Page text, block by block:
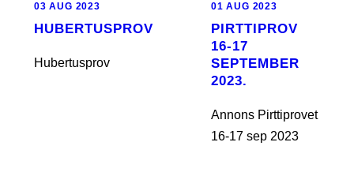
03 AUG 2023
HUBERTUSPROV
Hubertusprov
01 AUG 2023
PIRTTIPROV
16-17
SEPTEMBER
2023.
Annons Pirttiprovet
16-17 sep 2023